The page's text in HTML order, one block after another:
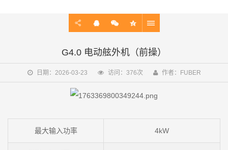
G4.0 电动舷外机（前操）
日期：2026-03-23 访问：376次 作者：FUBER
最大输入功率 4kW